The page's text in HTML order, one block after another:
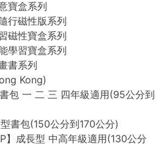
寶盒系列
行磁性版系列
磁性寶盒系列
學習寶盒系列
書系列
Kong)
書包 一 二 三 四年級適用(95公分到
書包(150公分到170公分)
】成長型 中高年級適用(130公分